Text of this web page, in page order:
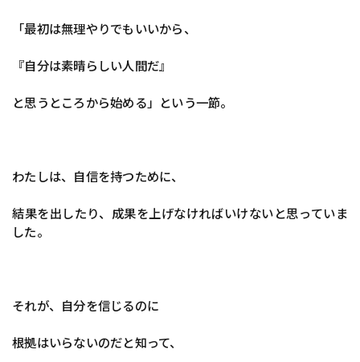
「最初は無理やりでもいいから、
『自分は素晴らしい人間だ』
と思うところから始める」という一節。
わたしは、自信を持つために、
結果を出したり、成果を上げなければいけないと思っていま
した。
それが、自分を信じるのに
根拠はいらないのだと知って、